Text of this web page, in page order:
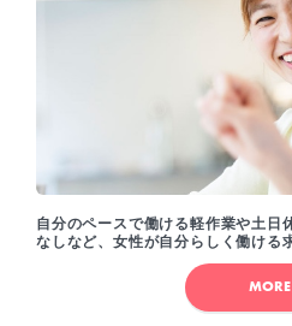
自分のペースで働ける軽作業や土日
なしなど、女性が自分らしく働ける
MORE